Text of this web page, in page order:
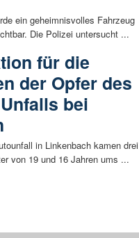
ein geheimnisvolles Fahrzeug
Die Polizei untersucht ...
für die
der Opfer des
bei
in Linkenbach kamen drei
von 19 und 16 Jahren ums ...